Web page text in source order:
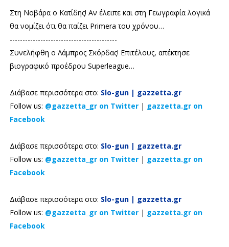
Στη Νοβάρα ο Κατίδης! Αν έλειπε και στη Γεωγραφία λογικά
θα νομίζει ότι θα παίζει Primera του χρόνου…
------------------------------------------
Συνελήφθη ο Λάμπρος Σκόρδας! Επιτέλους, απέκτησε
βιογραφικό προέδρου Superleague…
Διάβασε περισσότερα στο: Slo-gun | gazzetta.gr
Follow us: @gazzetta_gr on Twitter| gazzetta.gr on
Facebook
Διάβασε περισσότερα στο: Slo-gun | gazzetta.gr
Follow us: @gazzetta_gr on Twitter| gazzetta.gr on
Facebook
Διάβασε περισσότερα στο: Slo-gun | gazzetta.gr
Follow us: @gazzetta_gr on Twitter| gazzetta.gr on
Facebook